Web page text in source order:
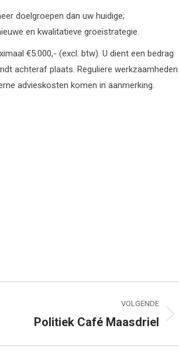
doelgroepen dan uw huidige;
en kwalitatieve groeistrategie.
€5.000,- (excl. btw). U dient een bedrag
achteraf plaats. Reguliere werkzaamheden
advieskosten komen in aanmerking.
VOLGENDE
Politiek Café Maasdriel